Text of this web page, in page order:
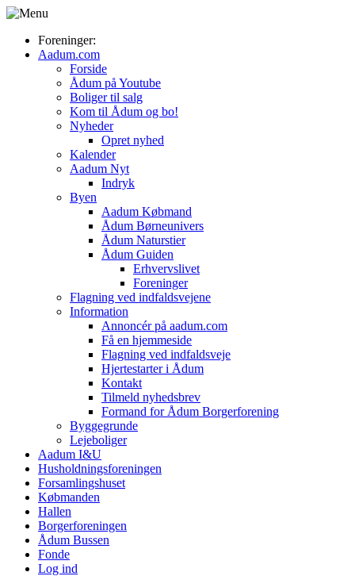
Foreninger:
Aadum.com
Forside
Ådum på Youtube
Boliger til salg
Kom til Ådum og bo!
Nyheder
Opret nyhed
Kalender
Aadum Nyt
Indryk
Byen
Aadum Købmand
Ådum Børneunivers
Ådum Naturstier
Ådum Guiden
Erhvervslivet
Foreninger
Flagning ved indfaldsvejene
Information
Annoncér på aadum.com
Få en hjemmeside
Flagning ved indfaldsveje
Hjertestarter i Ådum
Kontakt
Tilmeld nyhedsbrev
Formand for Ådum Borgerforening
Byggegrunde
Lejeboliger
Aadum I&U
Husholdningsforeningen
Forsamlingshuset
Købmanden
Hallen
Borgerforeningen
Ådum Bussen
Fonde
Log ind